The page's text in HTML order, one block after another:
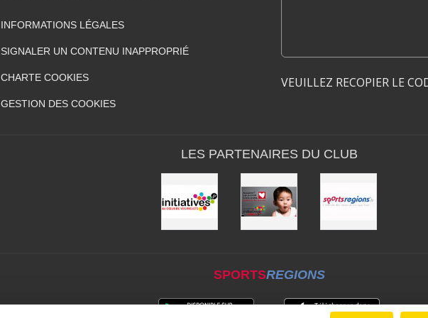
INFORMATIONS LÉGALES
SIGNALER UN CONTENU INAPPROPRIÉ
CHARTE COOKIES
GESTION DES COOKIES
VEUILLEZ RECOPIER LE
LES PARTENAIRES DU CLUB
SPORTSREGIONS